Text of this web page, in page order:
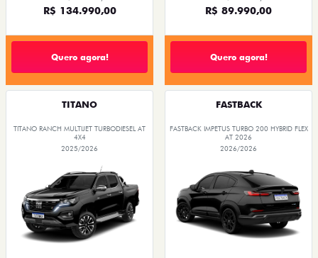
R$ 134.990,00
Quero agora!
R$ 89.990,00
Quero agora!
TITANO
TITANO RANCH MULTIJET TURBODIESEL AT
4X4
2025/2026
FASTBACK
FASTBACK IMPETUS TURBO 200 HYBRID FLEX
AT 2026
2026/2026